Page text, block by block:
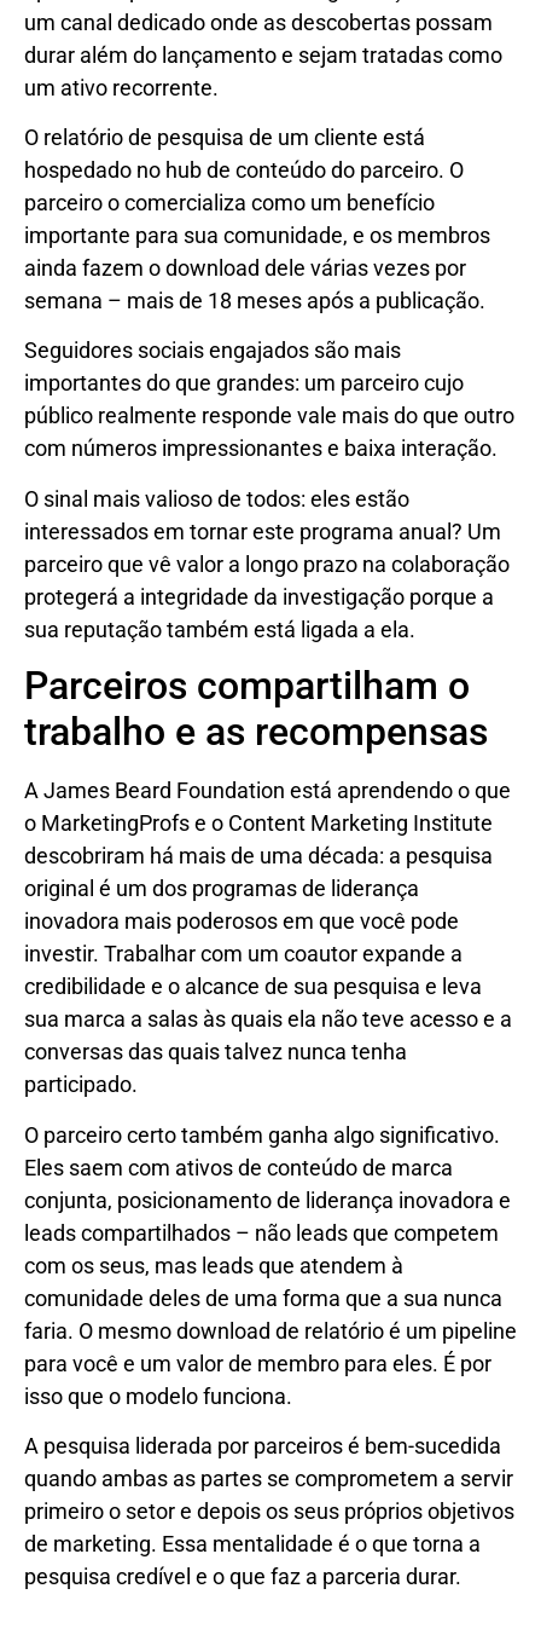
um canal dedicado onde as descobertas possam
durar além do lançamento e sejam tratadas como
um ativo recorrente.
O relatório de pesquisa de um cliente está
hospedado no hub de conteúdo do parceiro. O
parceiro o comercializa como um benefício
importante para sua comunidade, e os membros
ainda fazem o download dele várias vezes por
semana – mais de 18 meses após a publicação.
Seguidores sociais engajados são mais
importantes do que grandes: um parceiro cujo
público realmente responde vale mais do que outro
com números impressionantes e baixa interação.
O sinal mais valioso de todos: eles estão
interessados ​​em tornar este programa anual? Um
parceiro que vê valor a longo prazo na colaboração
protegerá a integridade da investigação porque a
sua reputação também está ligada a ela.
Parceiros compartilham o
trabalho e as recompensas
A James Beard Foundation está aprendendo o que
o MarketingProfs e o Content Marketing Institute
descobriram há mais de uma década: a pesquisa
original é um dos programas de liderança
inovadora mais poderosos em que você pode
investir. Trabalhar com um coautor expande a
credibilidade e o alcance de sua pesquisa e leva
sua marca a salas às quais ela não teve acesso e a
conversas das quais talvez nunca tenha
participado.
O parceiro certo também ganha algo significativo.
Eles saem com ativos de conteúdo de marca
conjunta, posicionamento de liderança inovadora e
leads compartilhados – não leads que competem
com os seus, mas leads que atendem à
comunidade deles de uma forma que a sua nunca
faria. O mesmo download de relatório é um pipeline
para você e um valor de membro para eles. É por
isso que o modelo funciona.
A pesquisa liderada por parceiros é bem-sucedida
quando ambas as partes se comprometem a servir
primeiro o setor e depois os seus próprios objetivos
de marketing. Essa mentalidade é o que torna a
pesquisa credível e o que faz a parceria durar.